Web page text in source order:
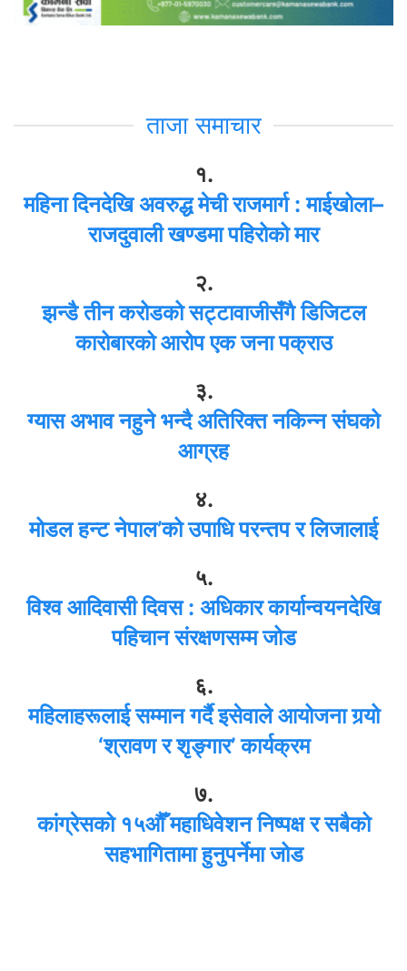
ताजा समाचार
१.
महिना दिनदेखि अवरुद्ध मेची राजमार्ग : माईखोला–
राजदुवाली खण्डमा पहिरोको मार
२.
झन्डै तीन करोडको सट्टावाजीसँगै डिजिटल
कारोबारको आरोप एक जना पक्राउ
३.
ग्यास अभाव नहुने भन्दै अतिरिक्त नकिन्न संघको
आग्रह
४.
मोडल हन्ट नेपाल’को उपाधि परन्तप र लिजालाई
५.
विश्व आदिवासी दिवस : अधिकार कार्यान्वयनदेखि
पहिचान संरक्षणसम्म जोड
६.
महिलाहरूलाई सम्मान गर्दै इसेवाले आयोजना गर्‍यो
‘श्रावण र शृङ्गार’ कार्यक्रम
७.
कांग्रेसको १५औँ महाधिवेशन निष्पक्ष र सबैको
सहभागितामा हुनुपर्नेमा जोड